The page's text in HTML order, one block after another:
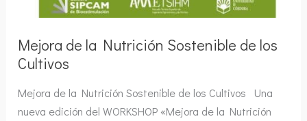
Mejora de la Nutrición Sostenible de los
Cultivos
Mejora de la Nutrición Sostenible de los Cultivos Una
nueva edición del WORKSHOP «Mejora de la Nutrición